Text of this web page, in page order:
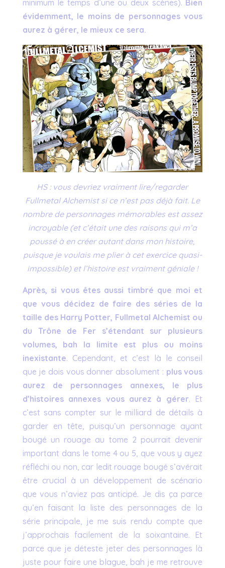
minimum le temps d’une ou deux scènes). Bien
évidemment, le moins de personnages vous
aurez à gérer, le mieux ce sera.
HS : vous devriez vraiment lire/regarder
Fullmetal Alchemist si ce n’est pas déjà fait. Le
nombre de personnages mémorables est assez
incroyable (et c’était une des raisons qui m’a
poussé à en créer autant dans mon histoire,
puisque je voulais me plier à cet exercice quasi-
impossible) et l’histoire est vraiment géniale !
Après, si vous êtes aussi timbré que moi et
que vous décidez de faire des séries de la
taille des Harry Potter, Fullmetal Alchemist ou
du Trône de Fer s’étendant sur plusieurs
volumes, bah la limite est plus ou moins
inexistante. Cependant, et c’est là le conseil
que je dois vous donner absolument : plus vous
aurez de personnages annexes, le plus
d’histoires annexes vous aurez à gérer. Et
c’est sans compter sur le milliard de détails à
garder en tête, puisqu’un personnage ayant
bougé un rouage au tome 2 pourrait devenir
important dans le tome 4 ou 5, que vous y ayez
réfléchi ou non, car ledit rouage bougé s’avérait
être crucial à un développement de scénario
que vous n’aviez pas anticipé. Je dis ça parce
qu’en faisant la liste des personnages de la
série principale, je me suis rendu compte que
j’approchais facilement de la soixantaine. Et
parce que je déteste jeter des personnages là
juste pour faire une blague, bah je me retrouve